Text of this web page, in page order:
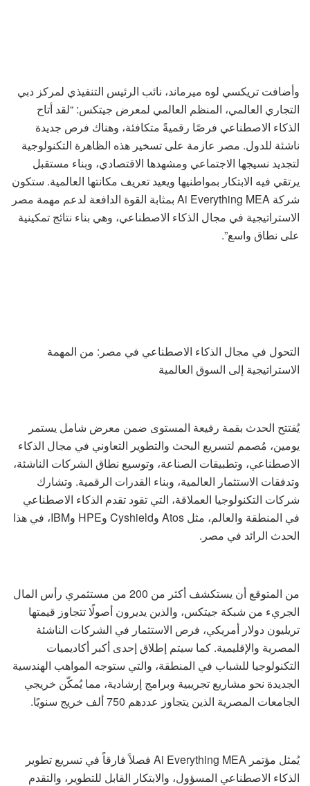
وأضافت تريكسي لوه ميرماند، نائب الرئيس التنفيذي لمركز دبي
التجاري العالمي، المنظم العالمي لمعرض جيتكس: “لقد أتاح
الذكاء الاصطناعي فرصًا رقميةً متكافئة، وهناك فرص جديدة
ناشئة للدول. مصر عازمة على تسخير هذه الظاهرة التكنولوجية
لتجديد نسيجها الاجتماعي ومشهدها الاقتصادي، وبناء مستقبل
يرتقي فيه الابتكار بمواطنيها ويعيد تعريف مكانتها العالمية. ستكون
شركة Ai Everything MEA بمثابة القوة الدافعة لدعم مهمة مصر
الاستراتيجية في مجال الذكاء الاصطناعي، وهي بناء نتائج تمكينية
على نطاق واسع”.
التحول في مجال الذكاء الاصطناعي في مصر: من المهمة
الاستراتيجية إلى السوق العالمية
يُفتتح الحدث بقمة رفيعة المستوى ضمن معرض شامل يستمر
يومين، مُصمم لتسريع البحث والتطوير التعاوني في مجال الذكاء
الاصطناعي، وتطبيقات الصناعة، وتوسيع نطاق الشركات الناشئة،
وتدفقات الاستثمار العالمية، وبناء القدرات الرقمية. وتشارك
شركات التكنولوجيا العملاقة، التي تقود تقدم الذكاء الاصطناعي
في المنطقة والعالم، مثل Atos وCyshield وHPE وIBM، في هذا
الحدث الرائد في مصر.
من المتوقع أن يستكشف أكثر من 200 من مستثمري رأس المال
الجريء من شبكة جيتكس، والذين يديرون أصولًا تتجاوز قيمتها
تريليون دولار أمريكي، فرص الاستثمار في الشركات الناشئة
المصرية والإقليمية. كما سيتم إطلاق إحدى أكبر أكاديميات
التكنولوجيا للشباب في المنطقة، والتي ستوجه المواهب الهندسية
الجديدة نحو مشاريع تجريبية وبرامج إرشادية، مما يُمكّن خريجي
الجامعات المصرية الذين يتجاوز عددهم 750 ألف خريج سنويًا.
يُمثل مؤتمر Ai Everything MEA فصلاً فارقاً في تسريع تطوير
الذكاء الاصطناعي المسؤول، والابتكار القابل للتطوير، والتقدم